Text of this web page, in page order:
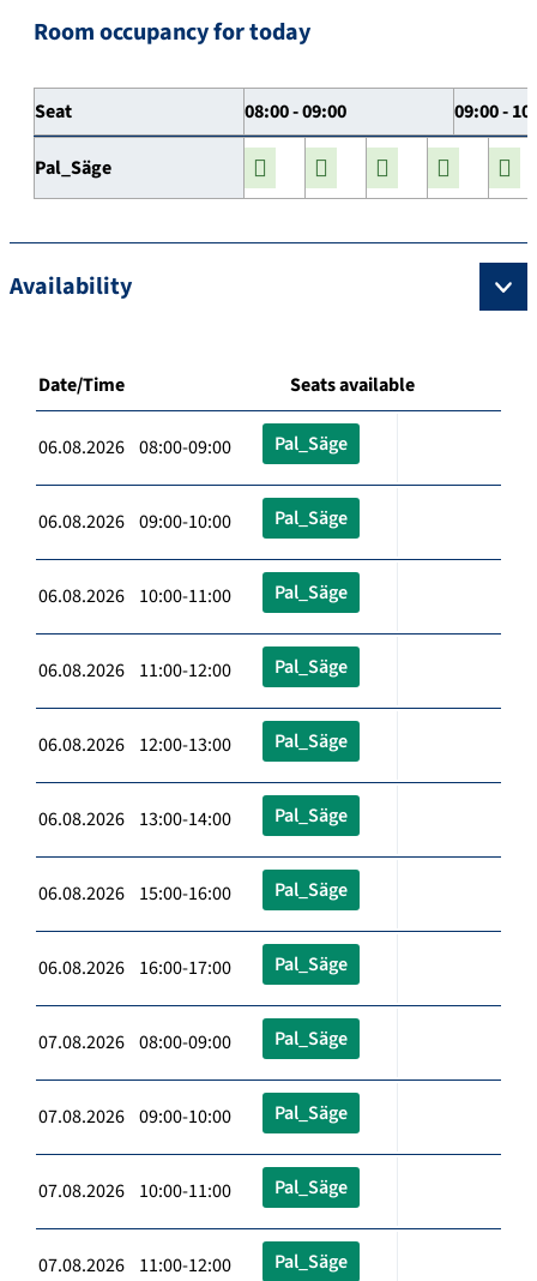
Room occupancy for today
Seat 08:00 - 09:00 09:00 -
Pal_Säge
Availability
Date/Time Seats available
06.08.2026 08:00-09:00 Pal_Säge
06.08.2026 09:00-10:00 Pal_Säge
06.08.2026 10:00-11:00 Pal_Säge
06.08.2026 11:00-12:00 Pal_Säge
06.08.2026 12:00-13:00 Pal_Säge
06.08.2026 13:00-14:00 Pal_Säge
06.08.2026 15:00-16:00 Pal_Säge
06.08.2026 16:00-17:00 Pal_Säge
07.08.2026 08:00-09:00 Pal_Säge
07.08.2026 09:00-10:00 Pal_Säge
07.08.2026 10:00-11:00 Pal_Säge
07.08.2026 11:00-12:00 Pal_Säge